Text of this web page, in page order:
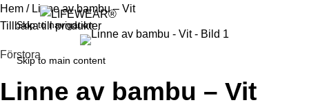
Skip to navigation
Skip to main content
Hem / Linne av bambu – Vit
Tillbaka till produkter
Förstora
Linne av bambu – Vit